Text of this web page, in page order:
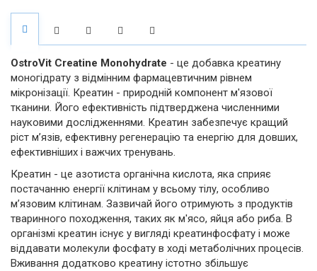
OstroVit Creatine Monohydrate - це добавка креатину
моногідрату з відмінним фармацевтичним рівнем
мікронізації. Креатин - природній компонент м'язової
тканини. Його ефективність підтверджена численними
науковими дослідженнями. Креатин забезпечує кращий
ріст м’язів, ефективну регенерацію та енергію для довших,
ефективніших і важчих тренувань.
Креатин - це азотиста органічна кислота, яка сприяє
постачанню енергії клітинам у всьому тілу, особливо
м’язовим клітинам. Зазвичай його отримують з продуктів
тваринного походження, таких як м'ясо, яйця або риба. В
організмі креатин існує у вигляді креатинфосфату і може
віддавати молекули фосфату в ході метаболічних процесів.
Вживання додатково креатину істотно збільшує